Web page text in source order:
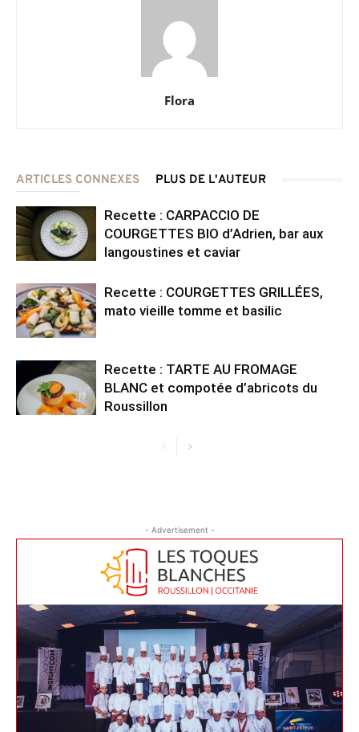
Flora
ARTICLES CONNEXES PLUS DE L'AUTEUR
Recette : CARPACCIO DE
COURGETTES BIO d’Adrien, bar aux
langoustines et caviar
Recette : COURGETTES GRILLÉES,
mato vieille tomme et basilic
Recette : TARTE AU FROMAGE
BLANC et compotée d’abricots du
Roussillon
- Advertisement -